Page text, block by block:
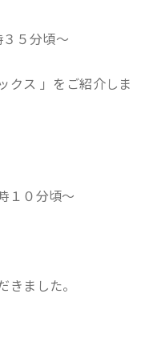
５分頃～
クス 」をご紹介しま
１０分頃～
きました。